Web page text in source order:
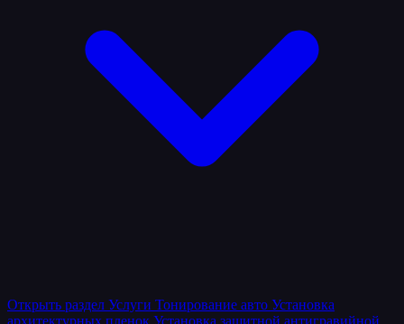
Открыть раздел Услуги Тонирование авто Установка
архитектурных пленок Установка защитной антигравийной